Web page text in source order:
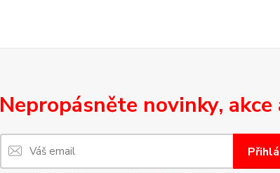
Nepropásněte novinky, akce